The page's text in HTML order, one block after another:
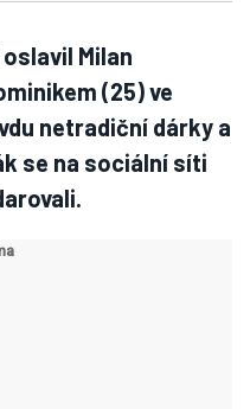
Milan
(25) ve
netradiční dárky a
se na sociální síti